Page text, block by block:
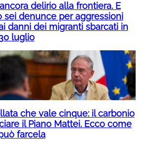
delirio alla frontiera. E
sei denunce per aggressioni
danni dei migranti sbarcati in
luglio
che vale cinque: il carbonio
il Piano Mattei. Ecco come
farcela